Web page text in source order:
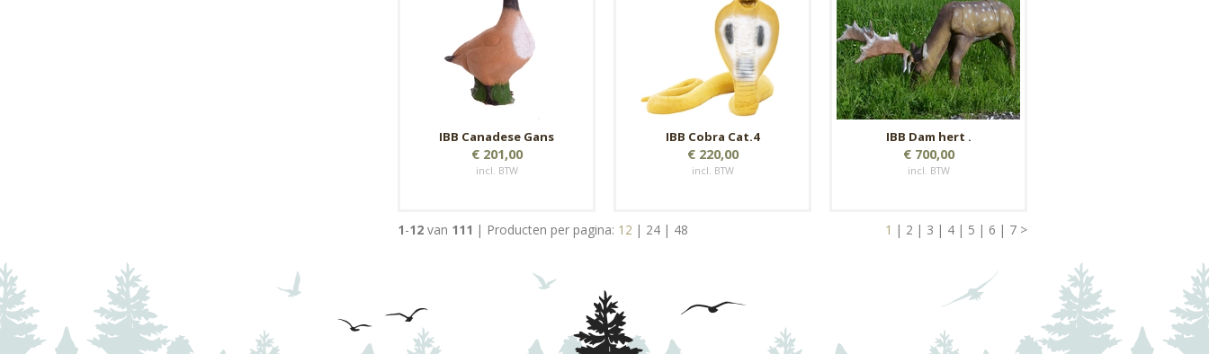
IBB Canadese Gans
€ 201,00
incl. BTW
IBB Cobra Cat.4
€ 220,00
incl. BTW
IBB Dam hert .
€ 700,00
incl. BTW
1-12 van 111 | Producten per pagina: 12 | 24 | 48 1 | 2 | 3 | 4 | 5 | 6 | 7 >